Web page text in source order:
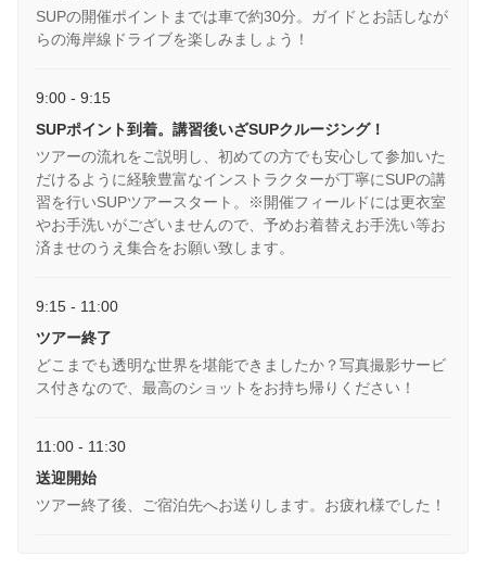
SUPの開催ポイントまでは車で約30分。ガイドとお話しなが
らの海岸線ドライブを楽しみましょう！
9:00 - 9:15
SUPポイント到着。講習後いざSUPクルージング！
ツアーの流れをご説明し、初めての方でも安心して参加いた
だけるように経験豊富なインストラクターが丁寧にSUPの講
習を行いSUPツアースタート。※開催フィールドには更衣室
やお手洗いがございませんので、予めお着替えお手洗い等お
済ませのうえ集合をお願い致します。
9:15 - 11:00
ツアー終了
どこまでも透明な世界を堪能できましたか？写真撮影サービ
ス付きなので、最高のショットをお持ち帰りください！
11:00 - 11:30
送迎開始
ツアー終了後、ご宿泊先へお送りします。お疲れ様でした！